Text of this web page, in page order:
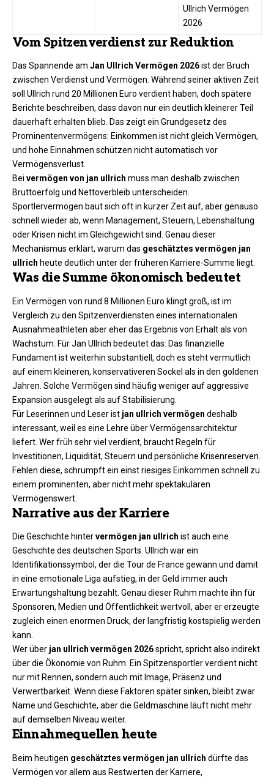
Ullrich Vermögen
2026
Vom Spitzenverdienst zur Reduktion
Das Spannende am Jan Ullrich Vermögen 2026ist der Bruch
zwischen Verdienst und Vermögen. Während seiner aktiven Zeit
soll Ullrich rund 20 Millionen Euro verdient haben, doch spätere
Berichte beschreiben, dass davon nur ein deutlich kleinerer Teil
dauerhaft erhalten blieb. Das zeigt ein Grundgesetz des
Prominentenvermögens: Einkommen ist nicht gleich Vermögen,
und hohe Einnahmen schützen nicht automatisch vor
Vermögensverlust.
Bei vermögen von jan ullrich muss man deshalb zwischen
Bruttoerfolg und Nettoverbleib unterscheiden.
Sportlervermögen baut sich oft in kurzer Zeit auf, aber genauso
schnell wieder ab, wenn Management, Steuern, Lebenshaltung
oder Krisen nicht im Gleichgewicht sind. Genau dieser
Mechanismus erklärt, warum das geschätztes vermögen jan
ullrich heute deutlich unter der früheren Karriere-Summe liegt.
Was die Summe ökonomisch bedeutet
Ein Vermögen von rund 8 Millionen Euro klingt groß, ist im
Vergleich zu den Spitzenverdiensten eines internationalen
Ausnahmeathleten aber eher das Ergebnis von Erhalt als von
Wachstum. Für Jan Ullrich bedeutet das: Das finanzielle
Fundament ist weiterhin substantiell, doch es steht vermutlich
auf einem kleineren, konservativeren Sockel als in den goldenen
Jahren. Solche Vermögen sind häufig weniger auf aggressive
Expansion ausgelegt als auf Stabilisierung.
Für Leserinnen und Leser ist jan ullrich vermögen deshalb
interessant, weil es eine Lehre über Vermögensarchitektur
liefert. Wer früh sehr viel verdient, braucht Regeln für
Investitionen, Liquidität, Steuern und persönliche Krisenreserven.
Fehlen diese, schrumpft ein einst riesiges Einkommen schnell zu
einem prominenten, aber nicht mehr spektakulären
Vermögenswert.
Narrative aus der Karriere
Die Geschichte hintervermögen jan ullrich ist auch eine
Geschichte des deutschen Sports. Ullrich war ein
Identifikationssymbol, der die Tour de France gewann und damit
in eine emotionale Liga aufstieg, in der Geld immer auch
Erwartungshaltung bezahlt. Genau dieser Ruhm machte ihn für
Sponsoren, Medien und Öffentlichkeit wertvoll, aber er erzeugte
zugleich einen enormen Druck, der langfristig kostspielig werden
kann.
Wer über jan ullrich vermögen 2026spricht, spricht also indirekt
über die Ökonomie von Ruhm. Ein Spitzensportler verdient nicht
nur mit Rennen, sondern auch mit Image, Präsenz und
Verwertbarkeit. Wenn diese Faktoren später sinken, bleibt zwar
Name und Geschichte, aber die Geldmaschine läuft nicht mehr
auf demselben Niveau weiter.
Einnahmequellen heute
Beim heutigen geschätztes vermögen jan ullrich dürfte das
Vermögen vor allem aus Restwerten der Karriere,